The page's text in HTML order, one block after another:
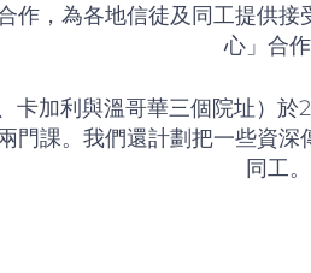
作，為各地信徒及同工提供
心」合作
卡加利與溫哥華三個院址）
門課。我們還計劃把一些資
同工。